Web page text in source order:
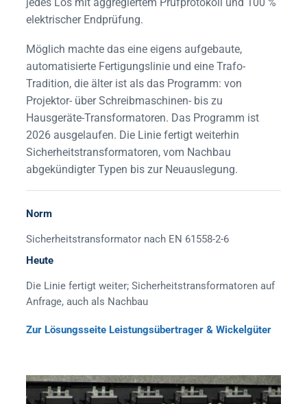
jedes Los mit aggregiertem Prüfprotokoll und 100 %
elektrischer Endprüfung.
Möglich machte das eine eigens aufgebaute,
automatisierte Fertigungslinie und eine Trafo-
Tradition, die älter ist als das Programm: von
Projektor- über Schreibmaschinen- bis zu
Hausgeräte-Transformatoren. Das Programm ist
2026 ausgelaufen. Die Linie fertigt weiterhin
Sicherheitstransformatoren, vom Nachbau
abgekündigter Typen bis zur Neuauslegung.
Norm
Sicherheitstransformator nach EN 61558-2-6
Heute
Die Linie fertigt weiter; Sicherheitstransformatoren auf
Anfrage, auch als Nachbau
Zur Lösungsseite Leistungsübertrager & Wickelgüter